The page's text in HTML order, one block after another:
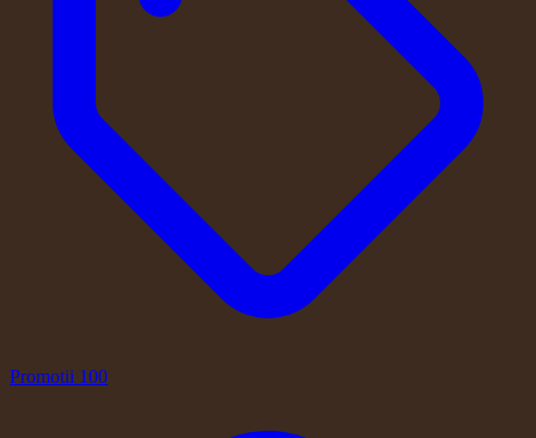
Promotii 100